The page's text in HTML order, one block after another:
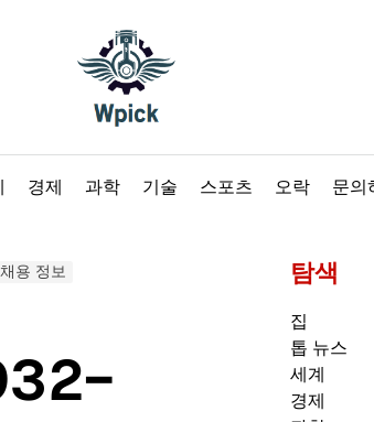
경제 과학 기술 스포츠 오락 문의
용 정보 탐색
집
톱 뉴스
세계
경제